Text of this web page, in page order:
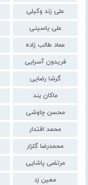
علی زند وکیلی
علی یاسینی
عماد طالب زاده
فریدون آسرایی
گرشا رضایی
ماکان بند
محسن چاوشی
محمد اقتدار
محمدرضا گلزار
مرتضی پاشایی
معین زد